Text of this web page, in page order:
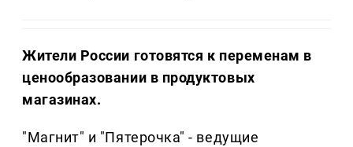
Жители России готовятся к переменам в
ценообразовании в продуктовых
магазинах.
"Магнит" и "Пятерочка" - ведущие